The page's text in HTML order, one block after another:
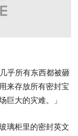
乎所有东西都被砸
来存放所有密封宝
巨大的灾难。」
璃柜里的密封英文